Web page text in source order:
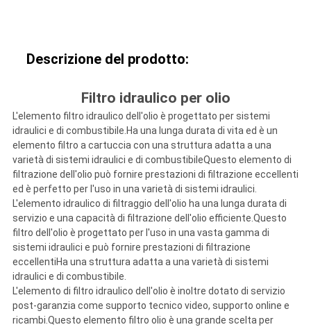
Descrizione del prodotto:
Filtro idraulico per olio
L'elemento filtro idraulico dell'olio è progettato per sistemi
idraulici e di combustibile.Ha una lunga durata di vita ed è un
elemento filtro a cartuccia con una struttura adatta a una
varietà di sistemi idraulici e di combustibileQuesto elemento di
filtrazione dell'olio può fornire prestazioni di filtrazione eccellenti
ed è perfetto per l'uso in una varietà di sistemi idraulici.
L'elemento idraulico di filtraggio dell'olio ha una lunga durata di
servizio e una capacità di filtrazione dell'olio efficiente.Questo
filtro dell'olio è progettato per l'uso in una vasta gamma di
sistemi idraulici e può fornire prestazioni di filtrazione
eccellentiHa una struttura adatta a una varietà di sistemi
idraulici e di combustibile.
L'elemento di filtro idraulico dell'olio è inoltre dotato di servizio
post-garanzia come supporto tecnico video, supporto online e
ricambi.Questo elemento filtro olio è una grande scelta per